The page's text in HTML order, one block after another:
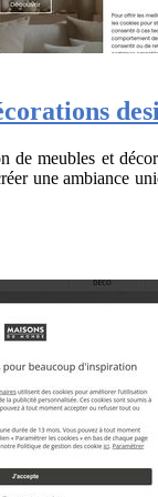
de meubles et
une ambiance